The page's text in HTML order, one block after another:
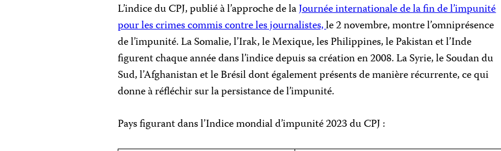
L’indice du CPJ, publié à l’approche de laJournée internationale de la fin de l’impunité
pour les crimes commis contre les journalistes,le 2 novembre, montre l’omniprésence
de l’impunité. La Somalie, l’Irak, le Mexique, les Philippines, le Pakistan et l’Inde
figurent chaque année dans l’indice depuis sa création en 2008. La Syrie, le Soudan du
Sud, l’Afghanistan et le Brésil dont également présents de manière récurrente, ce qui
donne à réfléchir sur la persistance de l’impunité.
Pays figurant dans l’Indice mondial d’impunité 2023 du CPJ :